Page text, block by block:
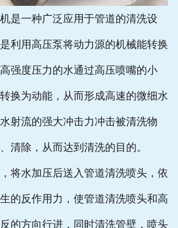
一种广泛应用于管道的清洗设
利用高压泵将动力源的机械能转换
强度压力的水通过高压喷嘴的小
换为动能，从而形成高速的微细水
射流的强大冲击力冲击被清洗物
清除，从而达到清洗的目的。
水加压后送入管道清洗喷头，依
的反作用力，使管道清洗喷头和高
的方向行进，同时清洗管壁，喷头